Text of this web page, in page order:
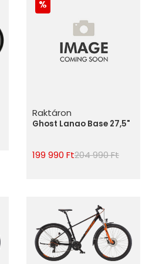
Raktáron
Ghost Lanao Base 27,5"
199 990 Ft204 990 Ft